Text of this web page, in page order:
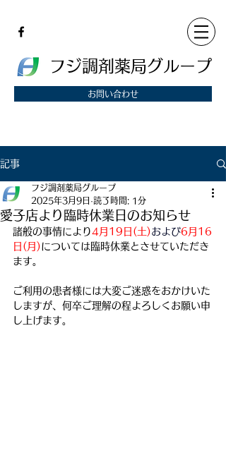
フジ調剤薬局グループ
お問い合わせ
記事
愛子店より臨時休業日のお知らせ
フジ調剤薬局グループ
2025年3月9日 読了時間: 1分
諸般の事情により4月19日(土)および6月16
日(月)については臨時休業とさせていただき
ます。
ご利用の患者様には大変ご迷惑をおかけいた
しますが、何卒ご理解の程よろしくお願い申
し上げます。